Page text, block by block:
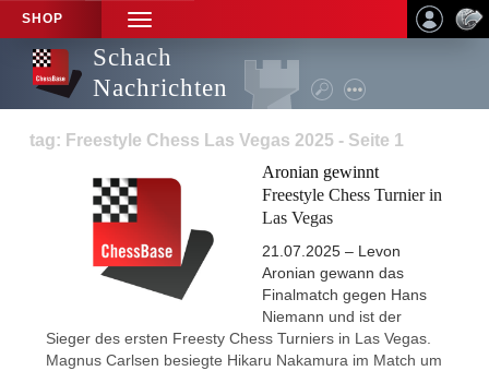
SHOP
TOGGLE
NAVIGATION
Schach
Nachrichten
tag: Freestyle Chess Las Vegas 2025 - Seite 1
Aronian gewinnt
Freestyle Chess Turnier in
Las Vegas
21.07.2025 – Levon
Aronian gewann das
Finalmatch gegen Hans
Niemann und ist der
Sieger des ersten Freesty Chess Turniers in Las Vegas.
Magnus Carlsen besiegte Hikaru Nakamura im Match um